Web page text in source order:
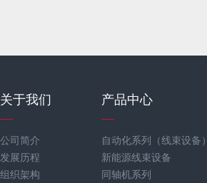
关于我们
公司简介
发展历程
组织架构
产品中心
自动化系列（线束设备）
新能源线束设备
同轴机系列